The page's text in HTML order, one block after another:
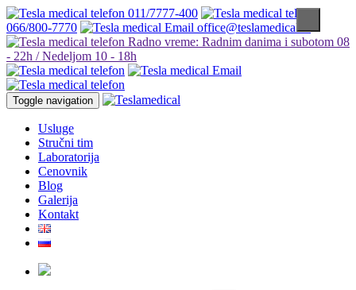
011/7777-400
066/800-7770
office@teslamedical.rs
Radno vreme: Radnim danima i subotom 08
- 22h / Nedeljom 10 - 18h
Toggle navigation
Usluge
Stručni tim
Laboratorija
Cenovnik
Blog
Galerija
Kontakt